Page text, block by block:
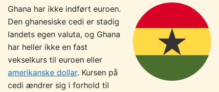
Ghana har ikke indført euroen.
Den ghanesiske cedi er stadig
landets egen valuta, og Ghana
har heller ikke en fast
vekselkurs til euroen eller
amerikanske dollar. Kursen på
cedi ændrer sig i forhold til